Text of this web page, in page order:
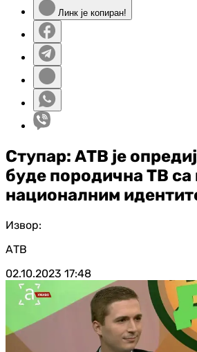
Линк је копиран!
Ступар: АТВ је
буде породична ТВ
националним
Извор:
АТВ
02.10.2023 17:48